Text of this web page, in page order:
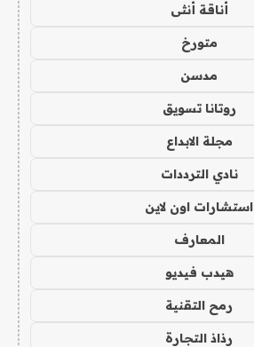
أناقة أنثى
متورخ
مدسن
روتانا تسويق
مجلة الابداع
نادي الترددات
استشارات اون لاين
المعارف
هيدب فيديو
رمح التقنية
رذاذ التجارة